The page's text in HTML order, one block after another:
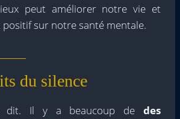
peut améliorer notre vie et
sur notre santé mentale.
du silence
dit. Il y a beaucoup de des